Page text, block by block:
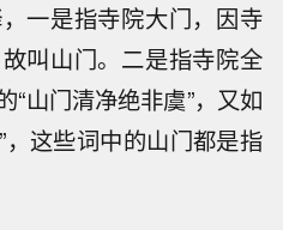
一是指寺院大门，因寺
叫山门。二是指寺院全
“山门清净绝非虞”，又如
，这些词中的山门都是指